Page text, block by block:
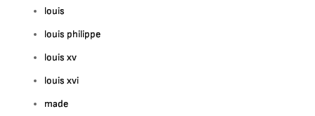
louis
louis philippe
louis xv
louis xvi
made